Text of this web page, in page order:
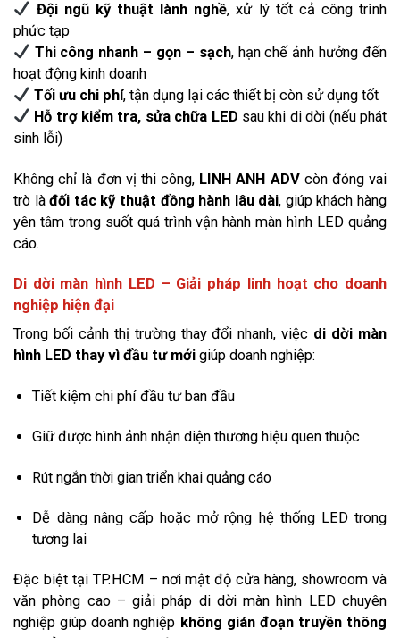
Đội ngũ kỹ thuật lành nghề, xử lý tốt cả công trình
phức tạp
Thi công nhanh – gọn – sạch, hạn chế ảnh hưởng đến
hoạt động kinh doanh
Tối ưu chi phí, tận dụng lại các thiết bị còn sử dụng tốt
Hỗ trợ kiểm tra, sửa chữa LED sau khi di dời (nếu phát
sinh lỗi)
Không chỉ là đơn vị thi công, LINH ANH ADVcòn đóng vai
trò làđối tác kỹ thuật đồng hành lâu dài, giúp khách hàng
yên tâm trong suốt quá trình vận hành màn hình LED quảng
cáo.
Di dời màn hình LED – Giải pháp linh hoạt cho doanh
nghiệp hiện đại
Trong bối cảnh thị trường thay đổi nhanh, việc di dời màn
hình LED thay vì đầu tư mới giúp doanh nghiệp:
Tiết kiệm chi phí đầu tư ban đầu
Giữ được hình ảnh nhận diện thương hiệu quen thuộc
Rút ngắn thời gian triển khai quảng cáo
Dễ dàng nâng cấp hoặc mở rộng hệ thống LED trong
tương lai
Đặc biệt tại TP.HCM – nơi mật độ cửa hàng, showroom và
văn phòng cao – giải pháp di dời màn hình LED chuyên
nghiệp giúp doanh nghiệp không gián đoạn truyền thông